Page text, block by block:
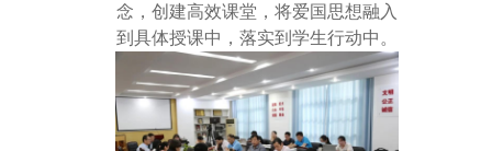
念，创建高效课堂，将爱国思想融入
到具体授课中，落实到学生行动中。